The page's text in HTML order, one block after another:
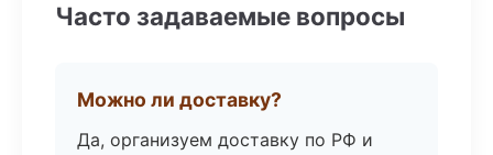
Часто задаваемые вопросы
Можно ли доставку?
Да, организуем доставку по РФ и